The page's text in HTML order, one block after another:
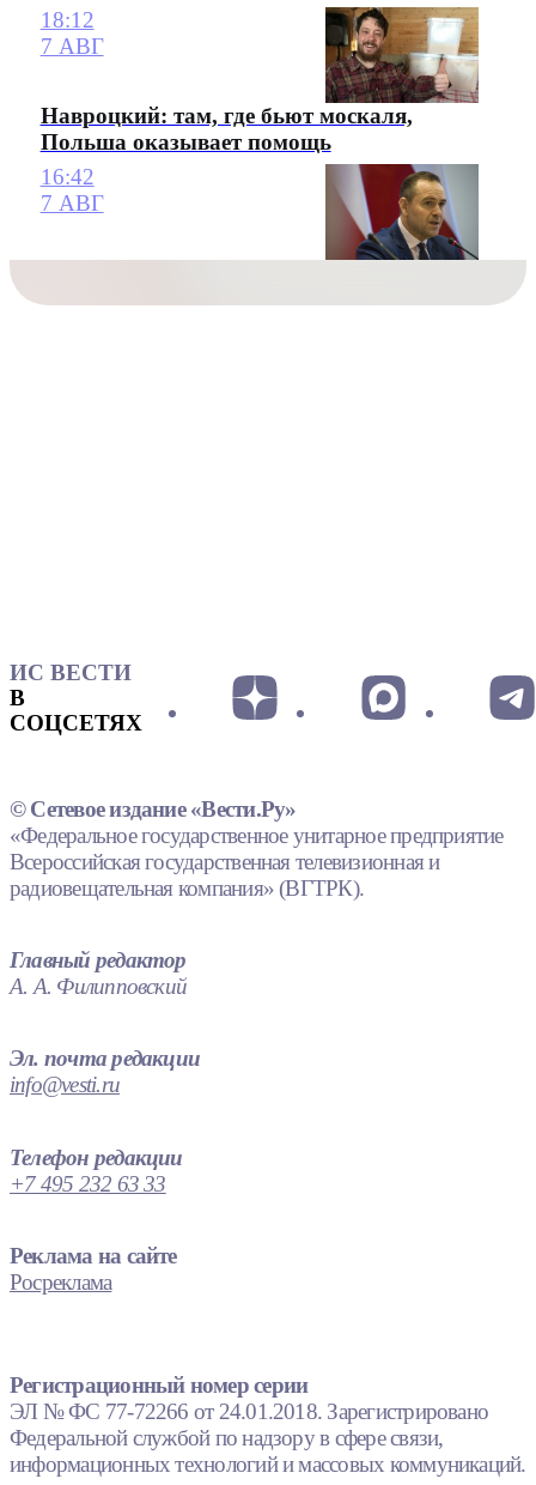
18:12
7 АВГ
Навроцкий: там, где бьют москаля,
Польша оказывает помощь
16:42
7 АВГ
ИС ВЕСТИ
В
СОЦСЕТЯХ
© Сетевое издание «Вести.Ру»
«Федеральное государственное унитарное предприятие
Всероссийская государственная телевизионная и
радиовещательная компания» (ВГТРК).
Главный редактор
А. А. Филипповский
Эл. почта редакции
info@vesti.ru
Телефон редакции
+7 495 232 63 33
Реклама на сайте
Росреклама
Регистрационный номер серии
ЭЛ № ФС 77-72266 от 24.01.2018. Зарегистрировано
Федеральной службой по надзору в сфере связи,
информационных технологий и массовых коммуникаций.